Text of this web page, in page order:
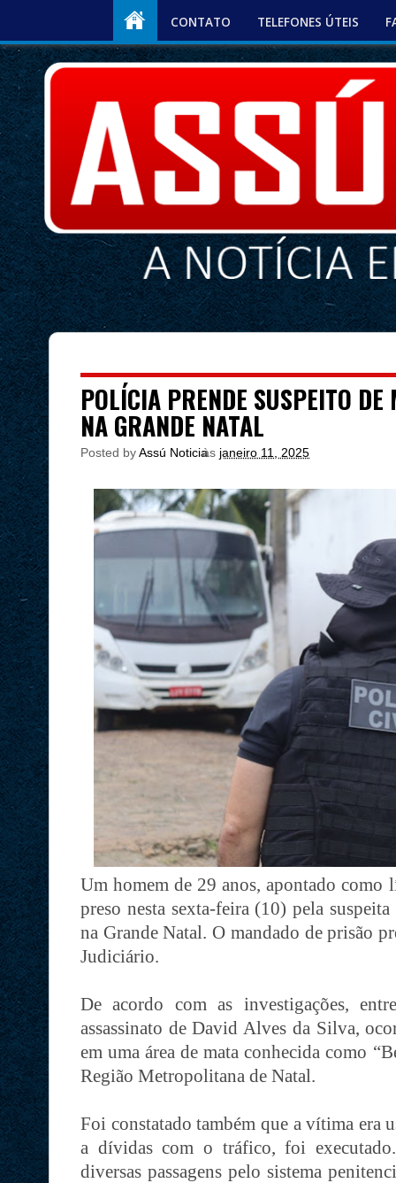
CONTATO TELEFONES ÚTEIS
POLÍCIA PRENDE SUSPEITO
NA GRANDE NATAL
Posted byAssú Noticia
às janeiro 11, 2025
Um homem de 29 anos, apontado
preso nesta sexta-feira (10) pela
na Grande Natal. O mandado de prisão
Judiciário.
De acordo com as investigações,
assassinato de David Alves da Silva,
em uma área de mata conhecida como
Região Metropolitana de Natal.
Foi constatado também que a vítima era
a dívidas com o tráfico, foi
diversas passagens pelo sistema